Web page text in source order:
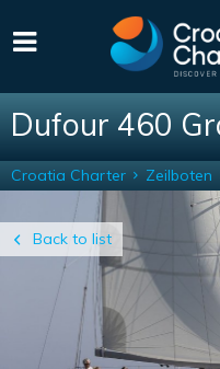
Dufour 460
Back to list
Croatia Charter Zeilboten